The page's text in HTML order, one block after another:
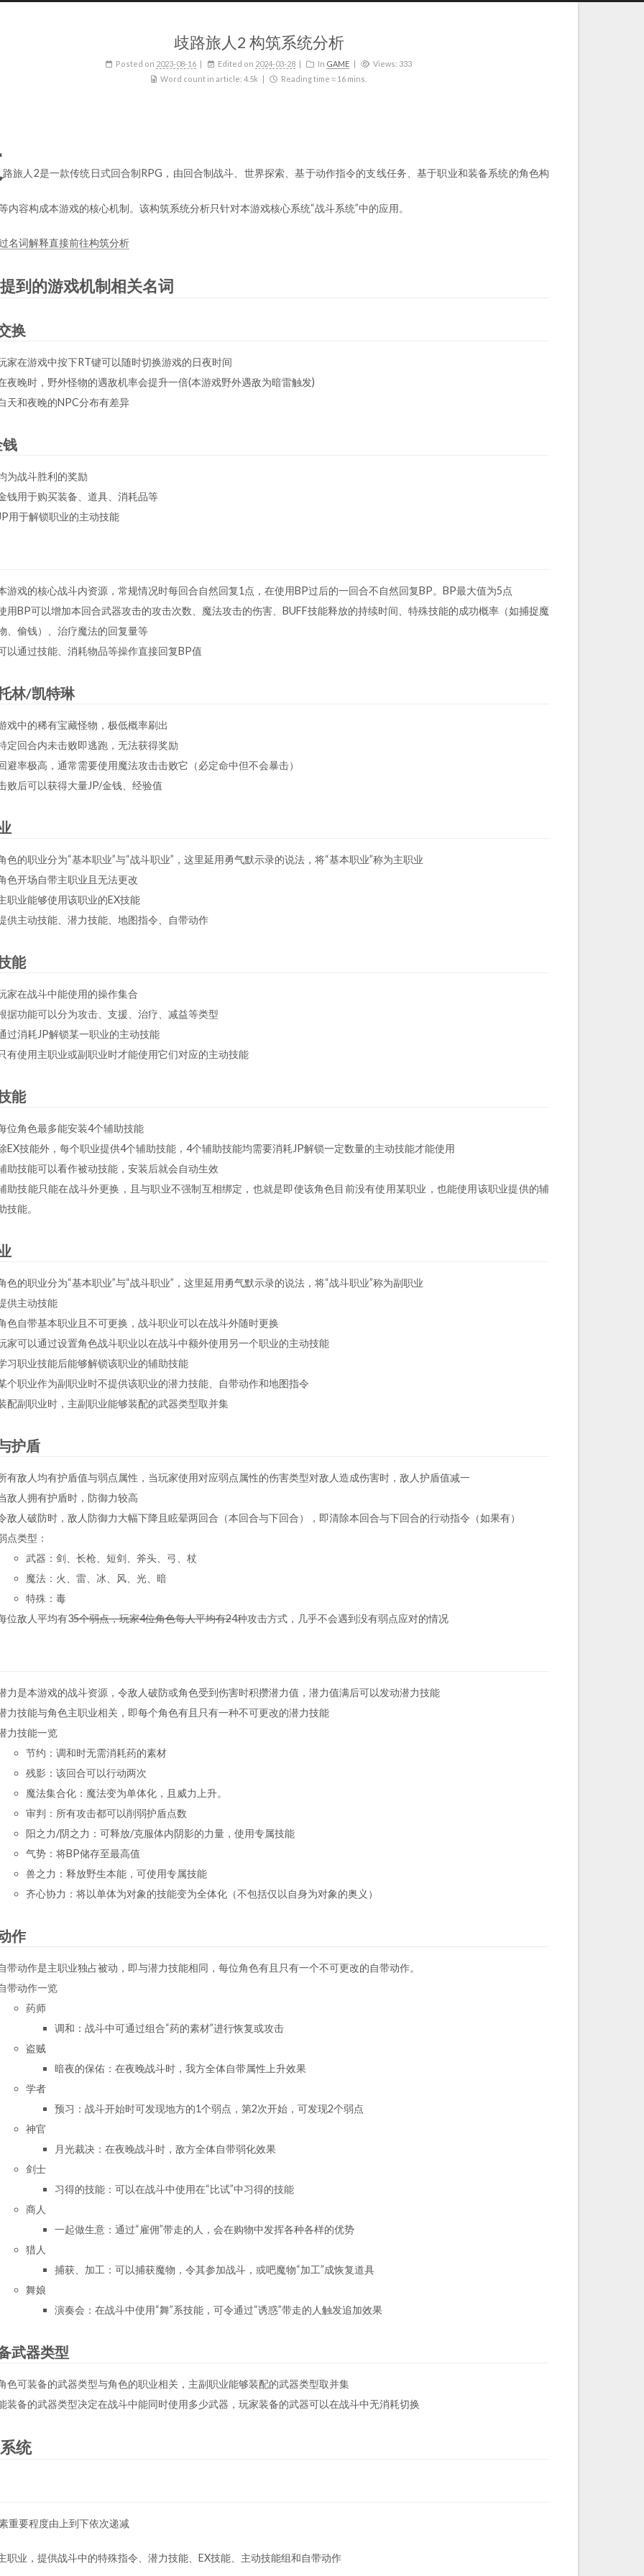
歧路旅人2 构筑系统分析
Posted on 2023-08-16 Edited on 2024-03-28 In GAME Views: 333
Word count in article:4.5k Reading time ≈ 16 mins.
路旅人2是一款传统日式回合制RPG，由回合制战斗、世界探索、基于动作指令的支线任务、基于职业和装备系统的角色构
内容构成本游戏的核心机制。该构筑系统分析只针对本游戏核心系统“战斗系统”中的应用。
名词解释直接前往构筑分析
到的游戏机制相关名词
换
家在游戏中按下RT键可以随时切换游戏的日夜时间
夜晚时，野外怪物的遇敌机率会提升一倍(本游戏野外遇敌为暗雷触发)
天和夜晚的NPC分布有差异
为战斗胜利的奖励
钱用于购买装备、道具、消耗品等
用于解锁职业的主动技能
游戏的核心战斗内资源，常规情况时每回合自然回复1点，在使用BP过后的一回合不自然回复BP。BP最大值为5点
用BP可以增加本回合武器攻击的攻击次数、魔法攻击的伤害、BUFF技能释放的持续时间、特殊技能的成功概率（如捕捉魔
、偷钱）、治疗魔法的回复量等
以通过技能、消耗物品等操作直接回复BP值
林/凯特琳
戏中的稀有宝藏怪物，极低概率刷出
定回合内未击败即逃跑，无法获得奖励
避率极高，通常需要使用魔法攻击击败它（必定命中但不会暴击）
败后可以获得大量JP/金钱、经验值
色的职业分为“基本职业”与“战斗职业”，这里延用勇气默示录的说法，将“基本职业”称为主职业
色开场自带主职业且无法更改
职业能够使用该职业的EX技能
供主动技能、潜力技能、地图指令、自带动作
能
家在战斗中能使用的操作集合
据功能可以分为攻击、支援、治疗、减益等类型
过消耗JP解锁某一职业的主动技能
有使用主职业或副职业时才能使用它们对应的主动技能
能
位角色最多能安装4个辅助技能
EX技能外，每个职业提供4个辅助技能，4个辅助技能均需要消耗JP解锁一定数量的主动技能才能使用
助技能可以看作被动技能，安装后就会自动生效
助技能只能在战斗外更换，且与职业不强制互相绑定，也就是即使该角色目前没有使用某职业，也能使用该职业提供的辅
技能。
色的职业分为“基本职业”与“战斗职业”，这里延用勇气默示录的说法，将“战斗职业”称为副职业
供主动技能
色自带基本职业且不可更换，战斗职业可以在战斗外随时更换
家可以通过设置角色战斗职业以在战斗中额外使用另一个职业的主动技能
习职业技能后能够解锁该职业的辅助技能
个职业作为副职业时不提供该职业的潜力技能、自带动作和地图指令
配副职业时，主副职业能够装配的武器类型取并集
护盾
有敌人均有护盾值与弱点属性，当玩家使用对应弱点属性的伤害类型对敌人造成伤害时，敌人护盾值减一
敌人拥有护盾时，防御力较高
敌人破防时，敌人防御力大幅下降且眩晕两回合（本回合与下回合），即清除本回合与下回合的行动指令（如果有）
点类型：
武器：剑、长枪、短剑、斧头、弓、杖
魔法：火、雷、冰、风、光、暗
特殊：毒
位敌人平均有35个弱点，玩家4位角色每人平均有24种攻击方式，几乎不会遇到没有弱点应对的情况
力是本游戏的战斗资源，令敌人破防或角色受到伤害时积攒潜力值，潜力值满后可以发动潜力技能
力技能与角色主职业相关，即每个角色有且只有一种不可更改的潜力技能
力技能一览
节约：调和时无需消耗药的素材
残影：该回合可以行动两次
魔法集合化：魔法变为单体化，且威力上升。
审判：所有攻击都可以削弱护盾点数
阳之力/阴之力：可释放/克服体内阴影的力量，使用专属技能
气势：将BP储存至最高值
兽之力：释放野生本能，可使用专属技能
齐心协力：将以单体为对象的技能变为全体化（不包括仅以自身为对象的奥义）
作
带动作是主职业独占被动，即与潜力技能相同，每位角色有且只有一个不可更改的自带动作。
带动作一览
药师
调和：战斗中可通过组合“药的素材”进行恢复或攻击
盗贼
暗夜的保佑：在夜晚战斗时，我方全体自带属性上升效果
学者
预习：战斗开始时可发现地方的1个弱点，第2次开始，可发现2个弱点
神官
月光裁决：在夜晚战斗时，敌方全体自带弱化效果
剑士
习得的技能：可以在战斗中使用在“比试”中习得的技能
商人
一起做生意：通过“雇佣”带走的人，会在购物中发挥各种各样的优势
猎人
捕获、加工：可以捕获魔物，令其参加战斗，或吧魔物“加工”成恢复道具
舞娘
演奏会：在战斗中使用“舞”系技能，可令通过“诱惑”带走的人触发追加效果
武器类型
色可装备的武器类型与角色的职业相关，主副职业能够装配的武器类型取并集
装备的武器类型决定在战斗中能同时使用多少武器，玩家装备的武器可以在战斗中无消耗切换
统
重要程度由上到下依次递减
职业，提供战斗中的特殊指令、潜力技能、EX技能、主动技能组和自带动作